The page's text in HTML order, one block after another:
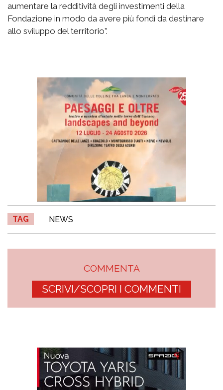
aumentare la redditività degli investimenti della
Fondazione in modo da avere più fondi da destinare
allo sviluppo del territorio”.
TAG NEWS
COMMENTA
SCRIVI/SCOPRI I COMMENTI